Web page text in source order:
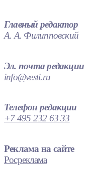
Главный редактор
А. А. Филипповский
Эл. почта редакции
info@vesti.ru
Телефон редакции
+7 495 232 63 33
Реклама на сайте
Росреклама